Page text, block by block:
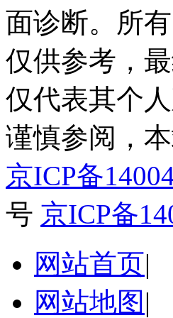
面诊断。所
仅供参考，
仅代表其个
谨慎参阅，
京ICP备
号 京ICP备
网站首页|
网站地图 |